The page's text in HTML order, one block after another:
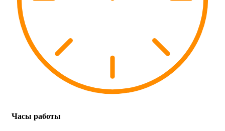
Часы работы